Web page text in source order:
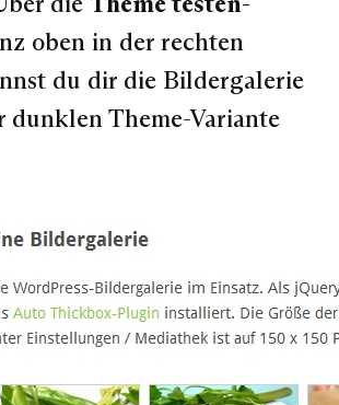
oben in der rechten
du dir die Bildergalerie
dunklen Theme-Variante